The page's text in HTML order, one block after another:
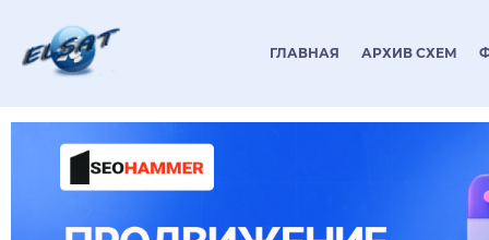
ГЛАВНАЯ АРХИВ СХЕМ